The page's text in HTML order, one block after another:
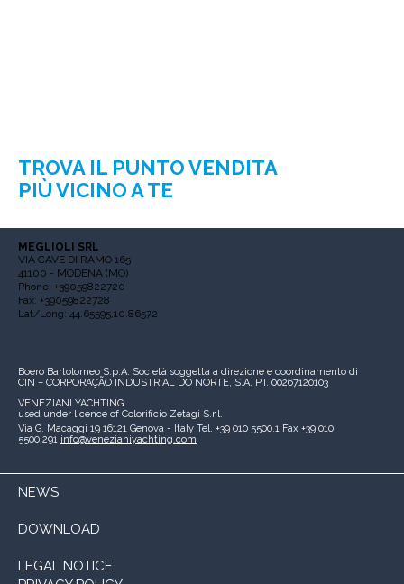
TROVA IL PUNTO VENDITA
PIÙ VICINO A TE
MEGLIOLI SRL
VIA CAVE DI RAMO 165
41100 - MODENA (MO)
Phone: +39059822720
Fax: +39059822728
Lat/Long: 44.65595,10.86572
Boero Bartolomeo S.p.A. Società soggetta a direzione e coordinamento di
CIN – CORPORAÇÃO INDUSTRIAL DO NORTE, S.A. P.I. 00267120103
VENEZIANI YACHTING
used under licence of Colorificio Zetagi S.r.l.
Via G. Macaggi 19 16121 Genova - Italy Tel. +39 010 5500.1 Fax +39 010
5500.291 info@venezianiyachting.com
NEWS
DOWNLOAD
LEGAL NOTICE